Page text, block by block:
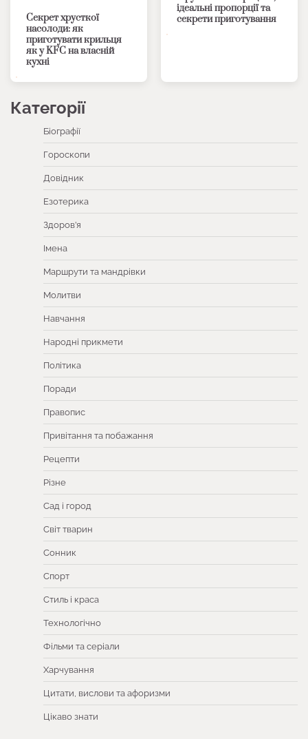
Секрет хрусткої
насолоди: як
приготувати крильця
як у KFC на власній
кухні
ідеальні пропорції та
секрети приготування
Категорії
Біографії
Гороскопи
Довідник
Езотерика
Здоров’я
Імена
Маршрути та мандрівки
Молитви
Навчання
Народні прикмети
Політика
Поради
Правопис
Привітання та побажання
Рецепти
Різне
Сад і город
Світ тварин
Сонник
Спорт
Стиль і краса
Технологічно
Фільми та серіали
Харчування
Цитати, вислови та афоризми
Цікаво знати